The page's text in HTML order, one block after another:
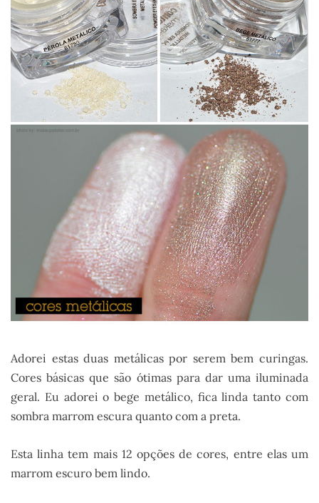
Adorei estas duas metálicas por serem bem curingas.
Cores básicas que são ótimas para dar uma iluminada
geral. Eu adorei o bege metálico, fica linda tanto com
sombra marrom escura quanto com a preta.
Esta linha tem mais 12 opções de cores, entre elas um
marrom escuro bem lindo.